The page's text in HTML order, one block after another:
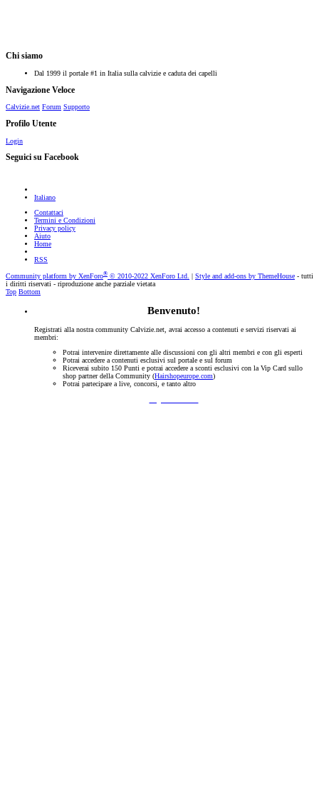
Chi siamo
Dal 1999 il portale #1 in Italia sulla calvizie e caduta dei capelli
Navigazione Veloce
Calvizie.net Forum Supporto
Profilo Utente
Login
Seguici su Facebook
Italiano
Contattaci
Termini e Condizioni
Privacy policy
Aiuto
Home
RSS
Community platform by XenForo® © 2010-2022 XenForo Ltd. Style and add-ons by ThemeHouse - tutti
i diritti riservati - riproduzione anche parziale vietata
Top Bottom
Benvenuto!
Registrati alla nostra community Calvizie.net, avrai accesso a contenuti e servizi riservati ai
membri:
Potrai intervenire direttamente alle discussioni con gli altri membri e con gli esperti
Potrai accedere a contenuti esclusivi sul portale e sul forum
Riceverai subito 150 Punti e potrai accedere a sconti esclusivi con la Vip Card sullo
shop partner della Community (Hairshopeurope.com)
Potrai partecipare a live, concorsi, e tanto altro